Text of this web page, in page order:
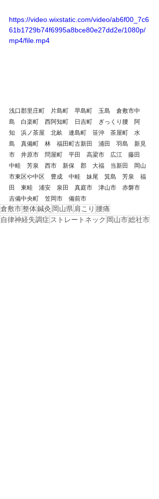
https://video.wixstatic.com/video/ab6f00_7c6
61b1729b74f6995a8bce80e27dd2e/1080p/
mp4/file.mp4
浅口郡里庄町　片島町　早島町　玉島　倉敷市中
島　白楽町　西阿知町　日吉町　ぎっくり腰　阿
知　浜ノ茶屋　北畝　連島町　笹沖　茶屋町　水
島　真備町　林　福田町古新田　浦田　羽島　新見
市　井原市　問屋町　平田　高梁市　広江　藤田
中畦　芳泉　西市　新保　郡　大福　当新田　岡山
市東区や中区　豊成　中畦　妹尾　箕島　芳泉　福
田　東畦　浦安　泉田　真庭市　津山市　赤磐市
吉備中央町　笠岡市　備前市
倉敷市整体鍼灸 岡山県 肩こり 腰痛
自律神経失調症 ストレートネック 岡山市総社市